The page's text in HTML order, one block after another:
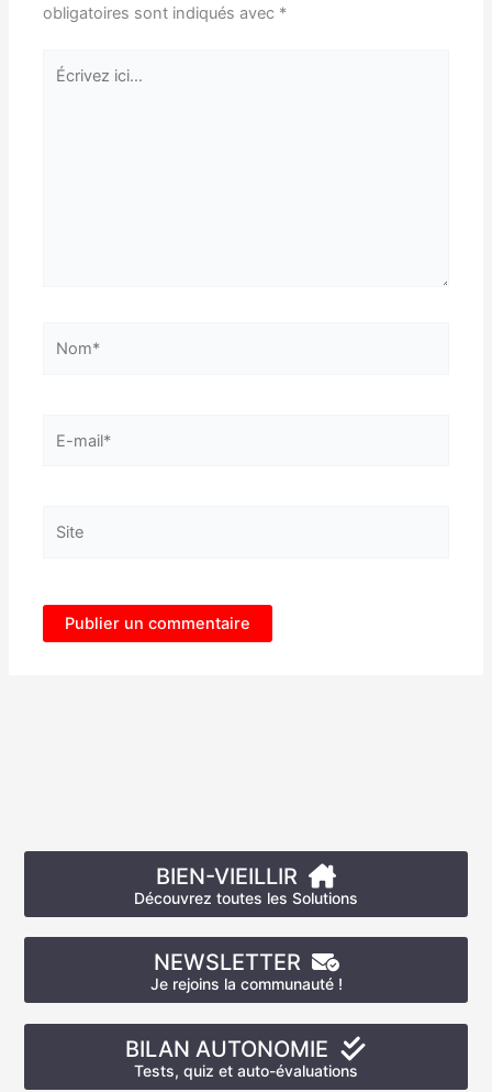
obligatoires sont indiqués avec *
Écrivez
mail*
BIEN-VIEILLIR
Découvrez toutes les Solutions
NEWSLETTER
Je rejoins la communauté !
BILAN AUTONOMIE
Tests, quiz et auto-évaluations